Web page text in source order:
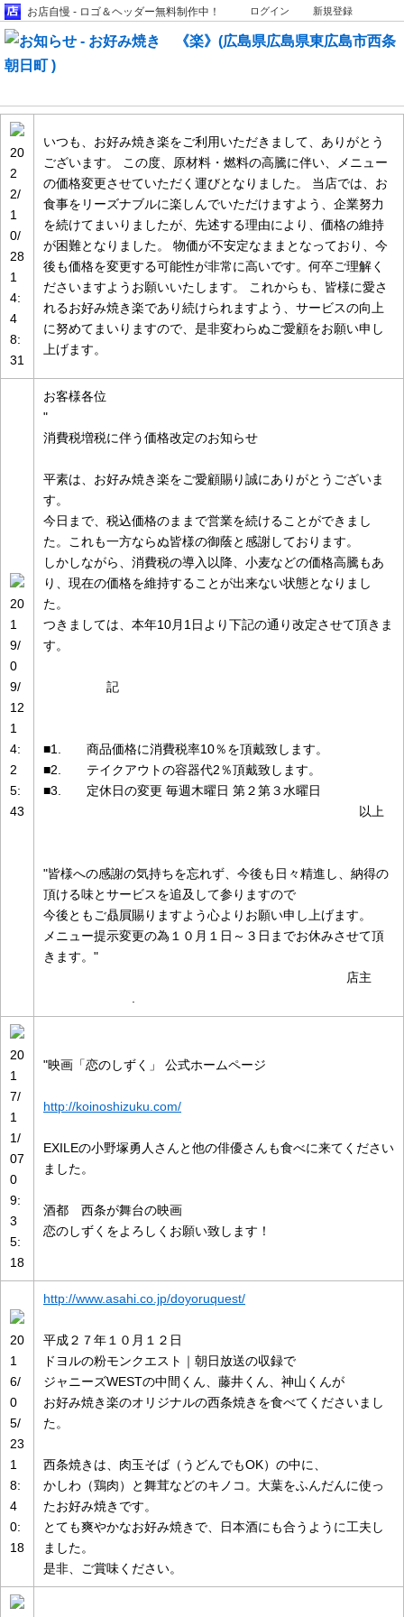
お店自慢 - ロゴ＆ヘッダー無料制作中！ ログイン 新規登録
20
2
2/
1
0/
28
1
4:
4
8:
31
いつも、お好み焼き楽をご利用いただきまして、ありがとう
ございます。 この度、原材料・燃料の高騰に伴い、メニュー
の価格変更させていただく運びとなりました。 当店では、お
食事をリーズナブルに楽しんでいただけますよう、企業努力
を続けてまいりましたが、先述する理由により、価格の維持
が困難となりました。 物価が不安定なままとなっており、今
後も価格を変更する可能性が非常に高いです。何卒ご理解く
ださいますようお願いいたします。 これからも、皆様に愛さ
れるお好み焼き楽であり続けられますよう、サービスの向上
に努めてまいりますので、是非変わらぬご愛顧をお願い申し
上げます。
20
1
9/
0
9/
12
1
4:
2
5:
43
お客様各位
"
消費税増税に伴う価格改定のお知らせ
平素は、お好み焼き楽をご愛顧賜り誠にありがとうございま
す。
今日まで、税込価格のままで営業を続けることができまし
た。これも一方ならぬ皆様の御蔭と感謝しております。
しかしながら、消費税の導入以降、小麦などの価格高騰もあ
り、現在の価格を維持することが出来ない状態となりまし
た。
つきましては、本年10月1日より下記の通り改定させて頂きま
す。
記
■1. 商品価格に消費税率10％を頂戴致します。
■2. テイクアウトの容器代2％頂戴致します。
■3. 定休日の変更 毎週木曜日 第２第３水曜日
以上
"皆様への感謝の気持ちを忘れず、今後も日々精進し、納得の
頂ける味とサービスを追及して参りますので
今後ともご贔屓賜りますよう心よりお願い申し上げます。
メニュー提示変更の為１０月１日～３日までお休みさせて頂
きます。"
店主
20
1
7/
1
1/
07
0
9:
3
5:
18
"映画「恋のしずく」 公式ホームページ
http://koinoshizuku.com/
EXILEの小野塚勇人さんと他の俳優さんも食べに来てください
ました。
酒都 西条が舞台の映画
恋のしずくをよろしくお願い致します！
20
1
6/
0
5/
23
1
8:
4
0:
18
http://www.asahi.co.jp/doyoruquest/
平成２７年１０月１２日
ドヨルの粉モンクエスト｜朝日放送の収録で
ジャニーズWESTの中間くん、藤井くん、神山くんが
お好み焼き楽のオリジナルの西条焼きを食べてくださいまし
た。
西条焼きは、肉玉そば（うどんでもOK）の中に、
かしわ（鶏肉）と舞茸などのキノコ。大葉をふんだんに使っ
たお好み焼きです。
とても爽やかなお好み焼きで、日本酒にも合うように工夫し
ました。
是非、ご賞味ください。